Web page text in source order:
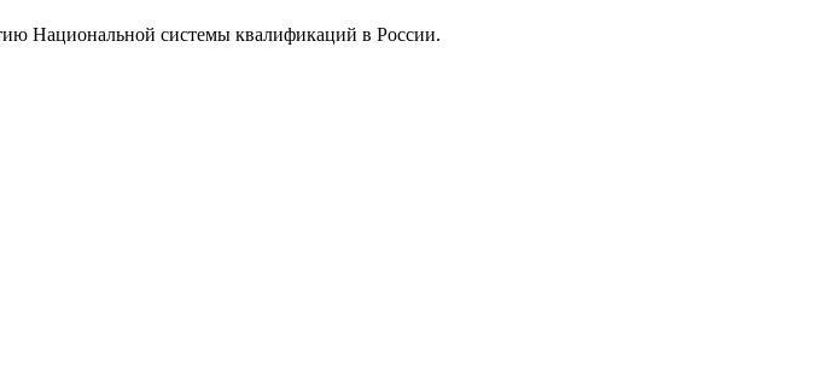
Национальной системы квалификаций в России.